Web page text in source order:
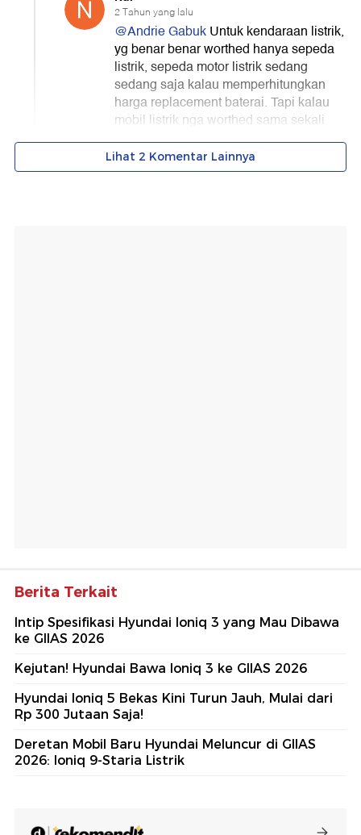
Berita Terkait
Intip Spesifikasi Hyundai Ioniq 3 yang Mau Dibawa
ke GIIAS 2026
Kejutan! Hyundai Bawa Ioniq 3 ke GIIAS 2026
Hyundai Ioniq 5 Bekas Kini Turun Jauh, Mulai dari
Rp 300 Jutaan Saja!
Deretan Mobil Baru Hyundai Meluncur di GIIAS
2026: Ioniq 9-Staria Listrik